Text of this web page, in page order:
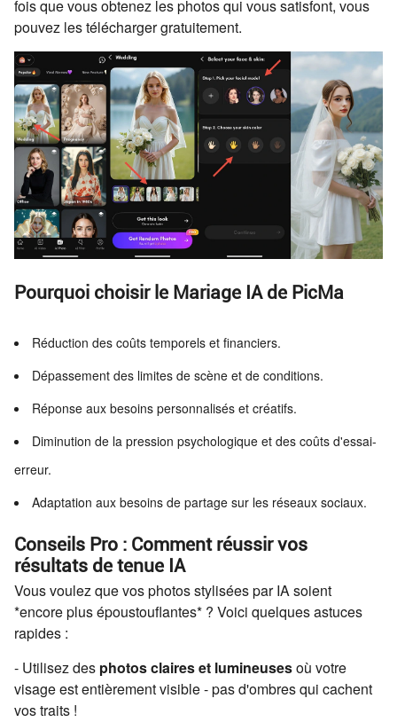
fois que vous obtenez les photos qui vous satisfont, vous
pouvez les télécharger gratuitement.
Pourquoi choisir le Mariage IA de PicMa
Réduction des coûts temporels et financiers.
Dépassement des limites de scène et de conditions.
Réponse aux besoins personnalisés et créatifs.
Diminution de la pression psychologique et des coûts d'essai-
erreur.
Adaptation aux besoins de partage sur les réseaux sociaux.
Conseils Pro : Comment réussir vos
résultats de tenue IA
Vous voulez que vos photos stylisées par IA soient
*encore plus époustouflantes* ? Voici quelques astuces
rapides :
- Utilisez des photos claires et lumineusesoù votre
visage est entièrement visible - pas d'ombres qui cachent
vos traits !